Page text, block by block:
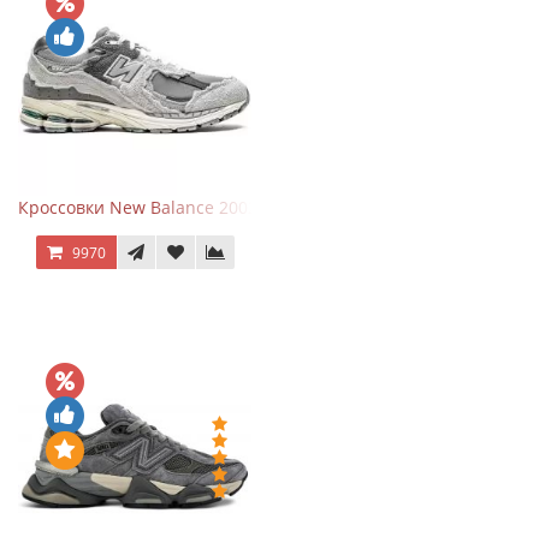
Кроссовки New Balance 2002R Protection Pack Grey
9970